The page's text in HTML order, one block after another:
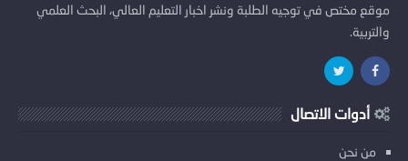
موقع مختص في توجيه الطلبة ونشر اخبار التعليم العالي، البحث العلمي
والتربية.
أدوات الاتصال
من نحن